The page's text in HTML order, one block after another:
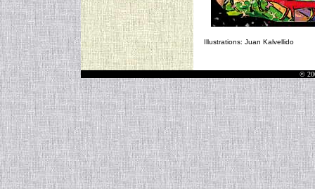
Illustrations: Juan Kalvellido
©